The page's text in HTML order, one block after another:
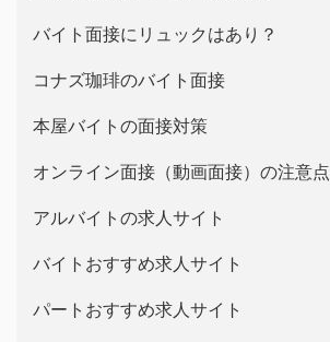
バイト面接にリュックはあり？
コナズ珈琲のバイト面接
本屋バイトの面接対策
オンライン面接（動画面接）の注意点
アルバイトの求人サイト
バイトおすすめ求人サイト
パートおすすめ求人サイト